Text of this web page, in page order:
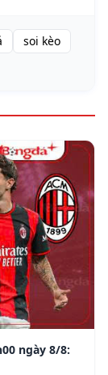
soi kèo
ngày 8/8: